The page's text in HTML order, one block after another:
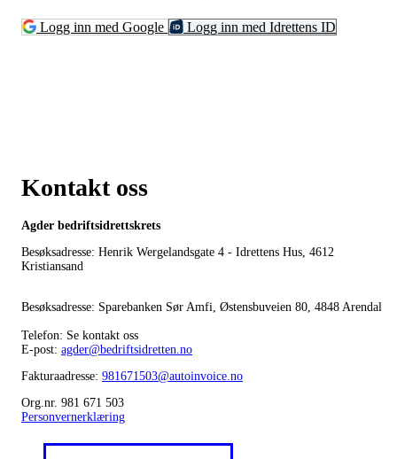
Logg inn med Google Logg inn med Idrettens ID
Kontakt oss
Agder bedriftsidrettskrets
Besøksadresse: Henrik Wergelandsgate 4 - Idrettens Hus, 4612
Kristiansand
Besøksadresse: Sparebanken Sør Amfi, Østensbuveien 80, 4848 Arendal
Telefon: Se kontakt oss
E-post: agder@bedriftsidretten.no
Fakturaadresse: 981671503@autoinvoice.no
Org.nr. 981 671 503
Personvernerklæring